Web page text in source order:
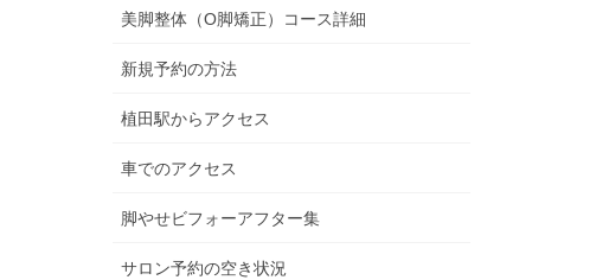
美脚整体（O脚矯正）コース詳細
新規予約の方法
植田駅からアクセス
車でのアクセス
脚やせビフォーアフター集
サロン予約の空き状況